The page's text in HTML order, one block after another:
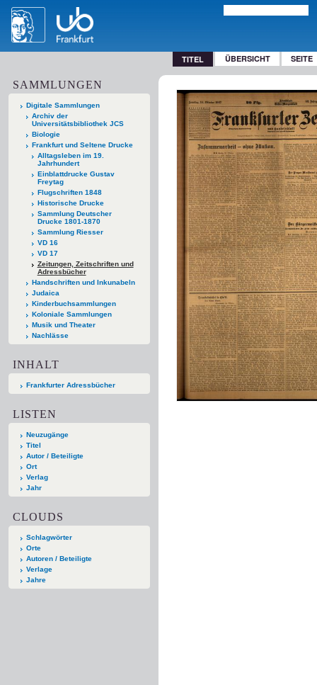
TITEL ÜBERSICHT SEITE
SAMMLUNGEN
Digitale Sammlungen
Archiv der
Universitätsbibliothek JCS
Biologie
Frankfurt und Seltene Drucke
Alltagsleben im 19.
Jahrhundert
Einblattdrucke Gustav
Freytag
Flugschriften 1848
Historische Drucke
Sammlung Deutscher
Drucke 1801-1870
Sammlung Riesser
VD 16
VD 17
Zeitungen, Zeitschriften und
Adressbücher
Handschriften und Inkunabeln
Judaica
Kinderbuchsammlungen
Koloniale Sammlungen
Musik und Theater
Nachlässe
INHALT
Frankfurter Adressbücher
LISTEN
Neuzugänge
Titel
Autor / Beteiligte
Ort
Verlag
Jahr
CLOUDS
Schlagwörter
Orte
Autoren / Beteiligte
Verlage
Jahre